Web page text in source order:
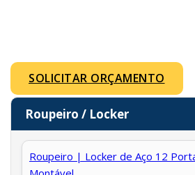
Roupeiro / Locker
Roupeiro | Locker de Aço 12
SOLICITAR ORÇAMENTO